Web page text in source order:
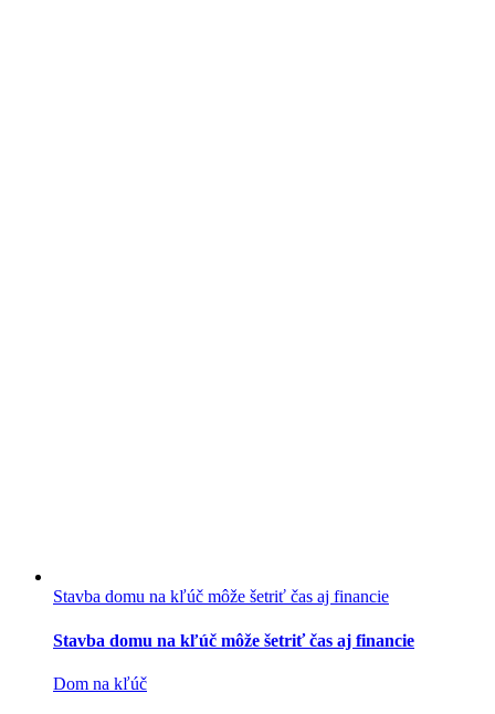
Stavba domu na kľúč môže šetriť čas aj financie
Stavba domu na kľúč môže šetriť čas aj financie
Dom na kľúč